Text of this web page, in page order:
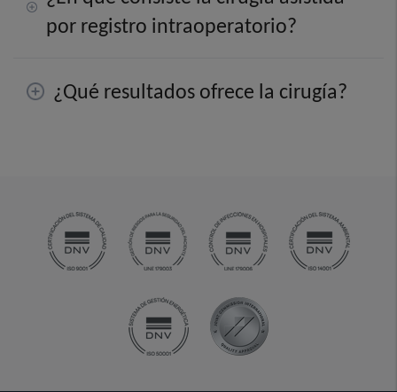
por registro intraoperatorio?
¿Qué resultados ofrece la cirugía?